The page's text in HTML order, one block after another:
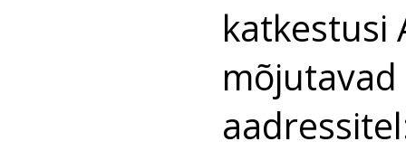
katkestusi